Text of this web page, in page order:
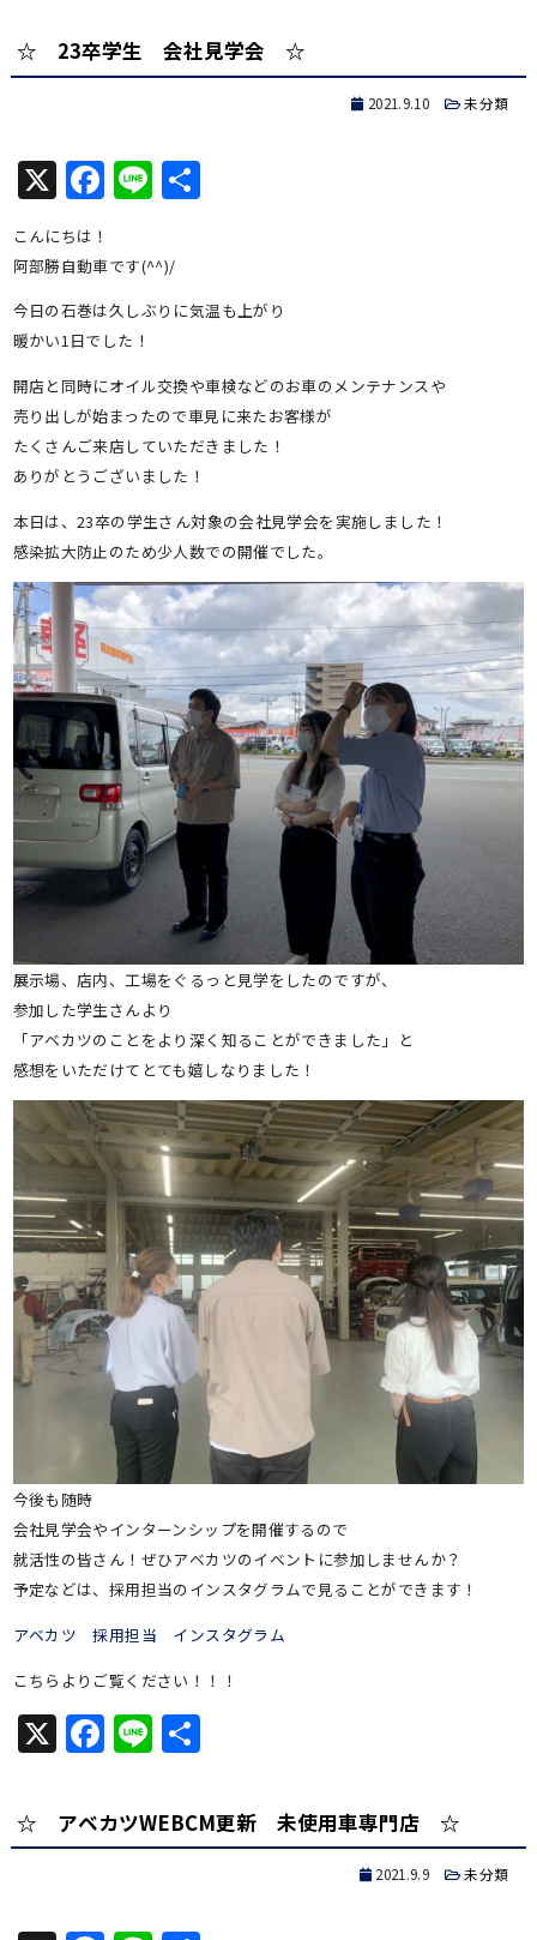
☆ 23卒学生 会社見学会 ☆
2021.9.10 未分類
X Facebook
Line共
こんにちは！
阿部勝自動車です(^^)/
今日の石巻は久しぶりに気温も上がり
暖かい1日でした！
開店と同時にオイル交換や車検などのお車のメンテナンスや
売り出しが始まったので車見に来たお客様が
たくさんご来店していただきました！
ありがとうございました！
本日は、23卒の学生さん対象の会社見学会を実施しました！
感染拡大防止のため少人数での開催でした。
展示場、店内、工場をぐるっと見学をしたのですが、
参加した学生さんより
「アベカツのことをより深く知ることができました」と
感想をいただけてとても嬉しなりました！
今後も随時
会社見学会やインターンシップを開催するので
就活性の皆さん！ぜひアベカツのイベントに参加しませんか？
予定などは、採用担当のインスタグラムで見ることができます！
アベカツ 採用担当 インスタグラム
こちらよりご覧ください！！！
X Facebook
Line共
☆ アベカツWEBCM更新 未使用車専門店 ☆
2021.9.9 未分類